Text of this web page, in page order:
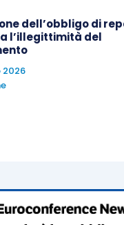
dell’obbligo di
l’illegittimità del
2026